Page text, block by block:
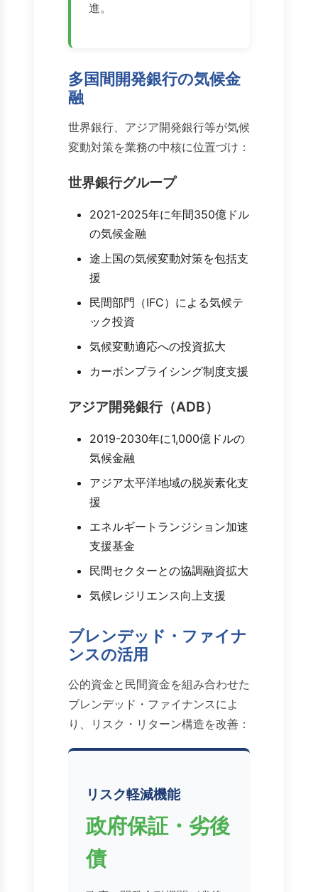
進。
多国間開発銀行の気候金
融
世界銀行、アジア開発銀行等が気候
変動対策を業務の中核に位置づけ：
世界銀行グループ
2021-2025年に年間350億ドル
の気候金融
途上国の気候変動対策を包括支
援
民間部門（IFC）による気候テ
ック投資
気候変動適応への投資拡大
カーボンプライシング制度支援
アジア開発銀行（ADB）
2019-2030年に1,000億ドルの
気候金融
アジア太平洋地域の脱炭素化支
援
エネルギートランジション加速
支援基金
民間セクターとの協調融資拡大
気候レジリエンス向上支援
ブレンデッド・ファイナ
ンスの活用
公的資金と民間資金を組み合わせた
ブレンデッド・ファイナンスによ
り、リスク・リターン構造を改善：
リスク軽減機能
政府保証・劣後
債